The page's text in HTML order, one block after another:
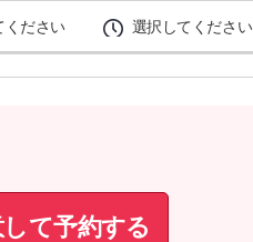
ください 選択してください
て予約する